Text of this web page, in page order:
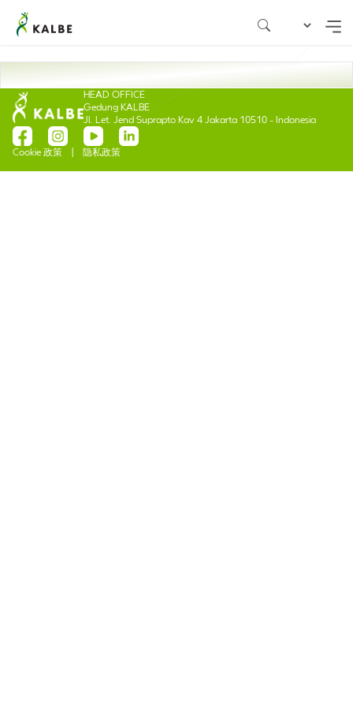
HEAD OFFICE
Gedung KALBE
Jl. Let. Jend Suprapto Kav 4 Jakarta 10510 - Indonesia
Cookie 政策 隐私政策